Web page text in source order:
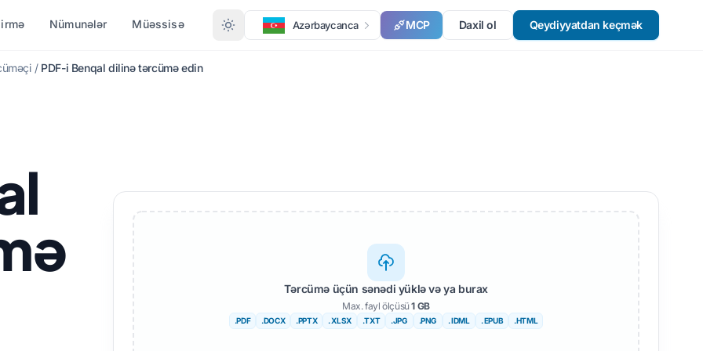
InDesign-dan PDF-ə
XLSX-dən PDF-ə
TXT-dən XLSX-ə
JPG-dən PDF-ə
JPEG-dən PDF-ə
Nümunələr Müəssisə Azərbaycanca MCP Daxil ol Qeydiyyatdan keçmək
/ PDF-i Benqal dilinə tərcümə edin
Tərcümə üçün sənədi yüklə və ya burax
Max. fayl ölçüsü1 GB
.PDF .DOCX .PPTX . XLSX .TXT .JPG .PNG . IDML . EPUB .HTML